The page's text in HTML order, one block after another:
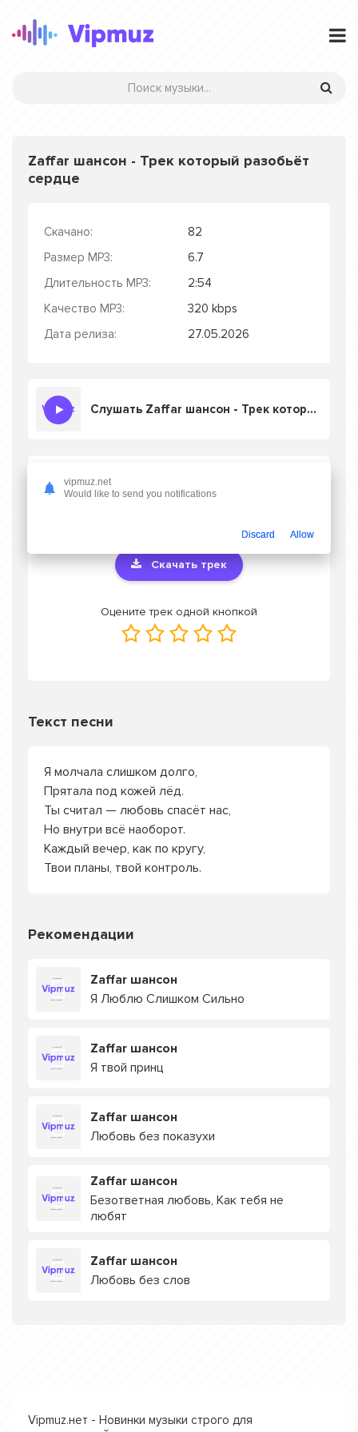
Zaffar шансон - Трек который разобьёт
сердце
Скачано:
82
Размер MP3:
6.7
Длительность MP3:
2:54
Качество MP3:
320 kbps
Дата релиза:
27.05.2026
Слушать Zaffar шансон - Трек который разобьёт сердце
Скачать песню Zaffar шансон - Трек
который разобьёт сердце
Скачать трек
Оцените трек одной кнопкой
Текст песни
Я молчала слишком долго,
Прятала под кожей лёд.
Ты считал — любовь спасёт нас,
Но внутри всё наоборот.
Каждый вечер, как по кругу,
Твои планы, твой контроль.
Рекомендации
Zaffar шансон
Я Люблю Слишком Сильно
Zaffar шансон
Я твой принц
Zaffar шансон
Любовь без показухи
Zaffar шансон
Безответная любовь, Как тебя не
любят
Zaffar шансон
Любовь без слов
Vipmuz.нет - Новинки музыки строго для
vipmuz.net
Would like to send you notifications
Discard Allow